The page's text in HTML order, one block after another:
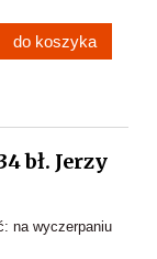
do koszyka
bł. Jerzy
na wyczerpaniu